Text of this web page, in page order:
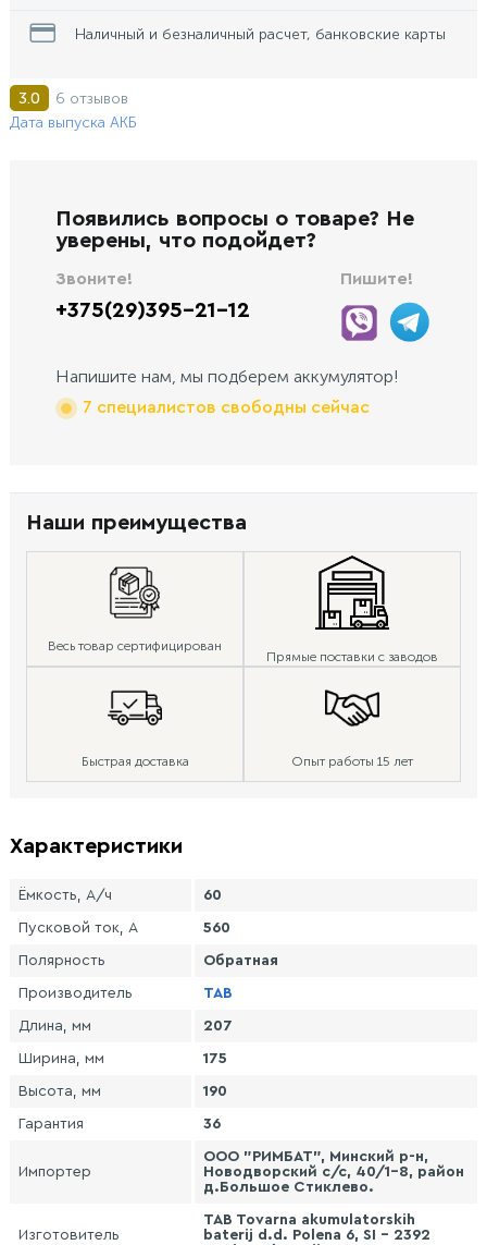
Наличный и безналичный расчет, банковские карты
3.0
6 отзывов
Дата выпуска АКБ
Появились вопросы о товаре? Не
уверены, что подойдет?
Звоните!
+375(29)395-21-12
Пишите!
Напишите нам, мы подберем аккумулятор!
7 специалистов свободны сейчас
Наши преимущества
Весь товар сертифицирован
Прямые поставки с заводов
Быстрая доставка Опыт работы 15 лет
Характеристики
Ёмкость, А/ч 60
Пусковой ток, А 560
Полярность Обратная
Производитель TAB
Длина, мм 207
Ширина, мм 175
Высота, мм 190
Гарантия 36
Импортер
ООО "РИМБАТ", Минский р-н,
Новодворский с/с, 40/1-8, район
д.Большое Стиклево.
Изготовитель
TAB Tovarna akumulatorskih
baterij d.d. Polena 6, SI - 2392